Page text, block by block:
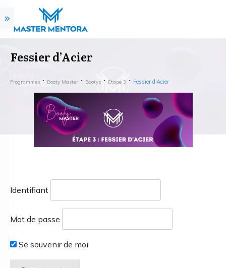
Fessier d’Acier
Programmes Booty Master Bootys Étape 3 Fessier d’Acier
Identifiant
Mot de passe
Se souvenir de moi